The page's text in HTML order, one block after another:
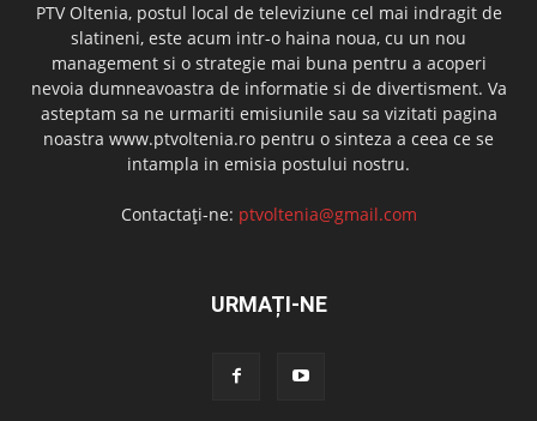
PTV Oltenia, postul local de televiziune cel mai indragit de
slatineni, este acum intr-o haina noua, cu un nou
management si o strategie mai buna pentru a acoperi
nevoia dumneavoastra de informatie si de divertisment. Va
asteptam sa ne urmariti emisiunile sau sa vizitati pagina
noastra www.ptvoltenia.ro pentru o sinteza a ceea ce se
intampla in emisia postului nostru.
Contactați-ne: ptvoltenia@gmail.com
URMAȚI-NE